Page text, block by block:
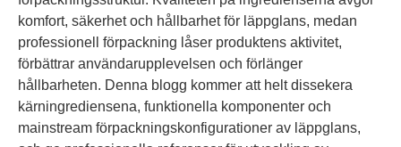
komfort, säkerhet och hållbarhet för läppglans, medan
professionell förpackning låser produktens aktivitet,
förbättrar användarupplevelsen och förlänger
hållbarheten. Denna blogg kommer att helt dissekera
kärningrediensena, funktionella komponenter och
mainstream förpackningskonfigurationer av läppglans,